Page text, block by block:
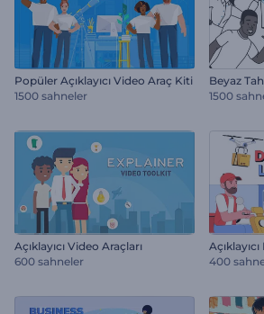
Popüler Açıklayıcı Video Araç Kiti
1500 sahneler
Beyaz
1500
Açıklayıcı Video Araçları
600 sahneler
400